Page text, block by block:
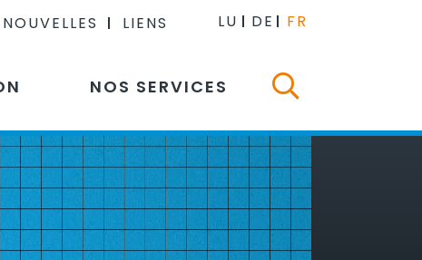
LIENS LU DE FR
NOS SERVICES